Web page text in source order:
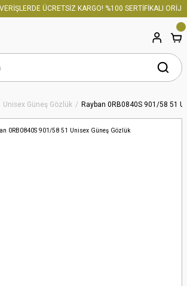
ÜCRETSİZ KARGO! %100 SERTİFİKALI
Unisex Güneş Gözlük Rayban 0RB0840S 901/58 51